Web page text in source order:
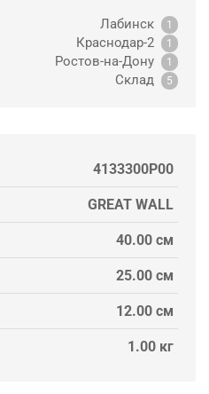
Лабинск 1
Краснодар-2 1
Ростов-на-Дону 1
Склад 5
4133300P00
GREAT WALL
40.00 см
25.00 см
12.00 см
1.00 кг